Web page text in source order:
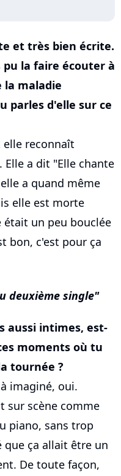
et très bien écrite.
la faire écouter à
maladie
parles d'elle sur ce
reconnaît
a dit "Elle chante
a quand même
elle est morte
était un peu bouclée
bon, c'est pour ça
deuxième single
aussi intimes, est-
moments où tu
tournée ?
imaginé, oui.
sur scène comme
piano, sans trop
que ça allait être un
De toute façon,